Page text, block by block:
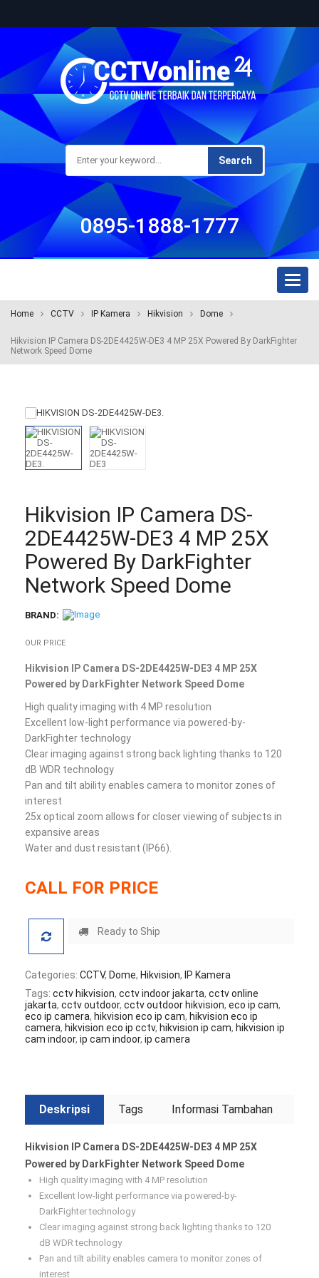
Search
0895-1888-1777
Home CCTV IP Kamera Hikvision Dome
Hikvision IP Camera DS-2DE4425W-DE3 4 MP 25X Powered By DarkFighter
Network Speed Dome
Hikvision IP Camera DS-
2DE4425W-DE3 4 MP 25X
Powered By DarkFighter
Network Speed Dome
BRAND:
OUR PRICE
Hikvision IP Camera DS-2DE4425W-DE3 4 MP 25X
Powered by DarkFighter Network Speed Dome
High quality imaging with 4 MP resolution
Excellent low-light performance via powered-by-
DarkFighter technology
Clear imaging against strong back lighting thanks to 120
dB WDR technology
Pan and tilt ability enables camera to monitor zones of
interest
25x optical zoom allows for closer viewing of subjects in
expansive areas
Water and dust resistant (IP66).
CALL FOR PRICE
Ready to Ship
Categories: CCTV, Dome, Hikvision, IP Kamera
Tags: cctv hikvision, cctv indoor jakarta, cctv online
jakarta, cctv outdoor, cctv outdoor hikvision, eco ip cam,
eco ip camera, hikvision eco ip cam, hikvision eco ip
camera, hikvision eco ip cctv, hikvision ip cam, hikvision ip
cam indoor, ip cam indoor, ip camera
Deskripsi Tags Informasi Tambahan
Hikvision IP Camera DS-2DE4425W-DE3 4 MP 25X
Powered by DarkFighter Network Speed Dome
High quality imaging with 4 MP resolution
Excellent low-light performance via powered-by-
DarkFighter technology
Clear imaging against strong back lighting thanks to 120
dB WDR technology
Pan and tilt ability enables camera to monitor zones of
interest